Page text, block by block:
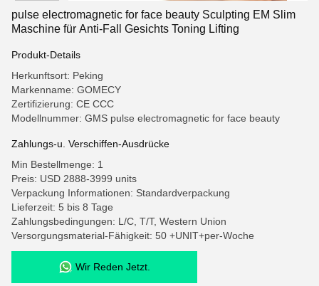
pulse electromagnetic for face beauty Sculpting EM Slim
Maschine für Anti-Fall Gesichts Toning Lifting
Produkt-Details
Herkunftsort: Peking
Markenname: GOMECY
Zertifizierung: CE CCC
Modellnummer: GMS pulse electromagnetic for face beauty
Zahlungs-u. Verschiffen-Ausdrücke
Min Bestellmenge: 1
Preis: USD 2888-3999 units
Verpackung Informationen: Standardverpackung
Lieferzeit: 5 bis 8 Tage
Zahlungsbedingungen: L/C, T/T, Western Union
Versorgungsmaterial-Fähigkeit: 50 +UNIT+per-Woche
Wir Reden Jetzt.